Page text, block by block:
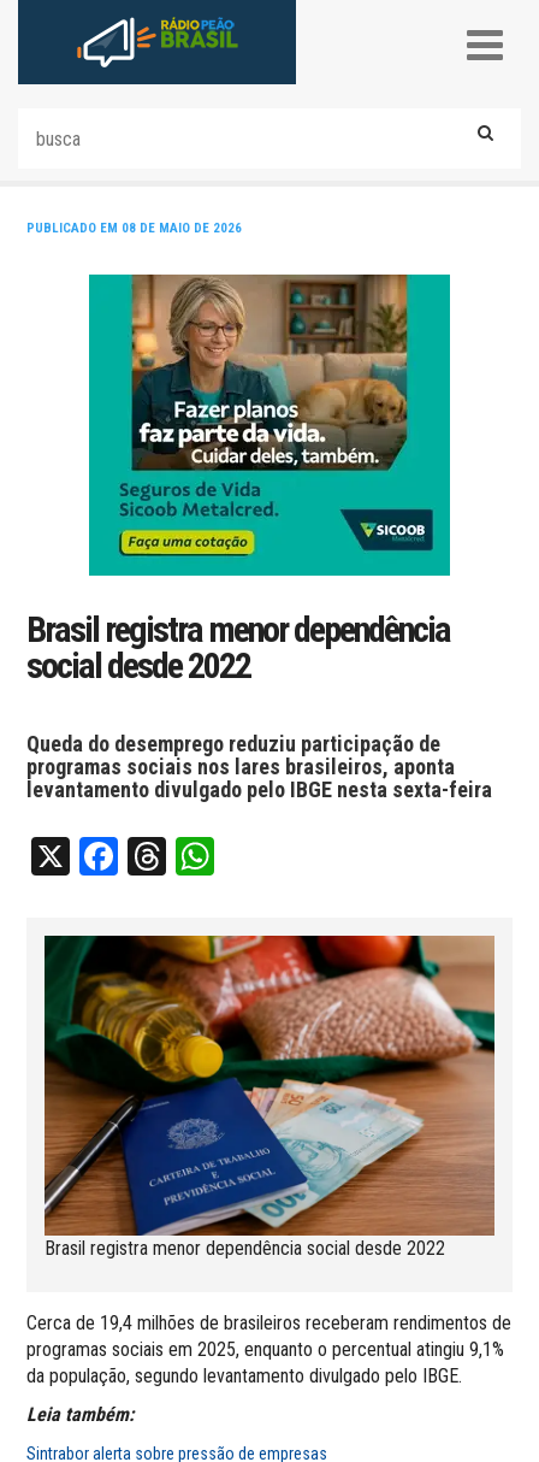
PUBLICADO EM 08 DE MAIO DE 2026
Brasil registra menor dependência
social desde 2022
Queda do desemprego reduziu participação de
programas sociais nos lares brasileiros, aponta
levantamento divulgado pelo IBGE nesta sexta-feira
X Facebook
Threads
Brasil registra menor dependência social desde 2022
Cerca de 19,4 milhões de brasileiros receberam rendimentos de
programas sociais em 2025, enquanto o percentual atingiu 9,1%
da população, segundo levantamento divulgado pelo IBGE.
Leia também:
Sintrabor alerta sobre pressão de empresas